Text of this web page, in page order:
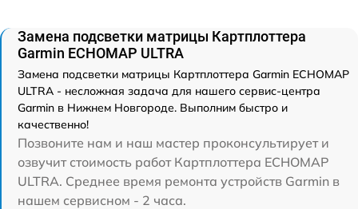
Замена подсветки матрицы Картплоттера
Garmin ECHOMAP ULTRA
Замена подсветки матрицы Картплоттера Garmin ECHOMAP
ULTRA - несложная задача для нашего сервис-центра
Garmin в Нижнем Новгороде. Выполним быстро и
качественно!
Позвоните нам и наш мастер проконсультирует и
озвучит стоимость работ Картплоттера ECHOMAP
ULTRA. Среднее время ремонта устройств Garmin в
нашем сервисном - 2 часа.